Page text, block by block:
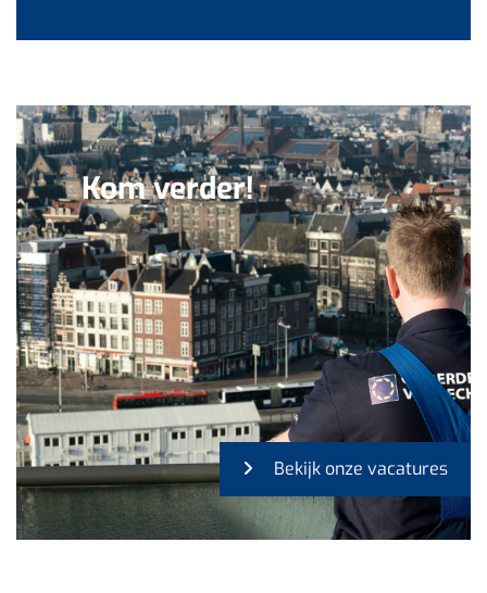
Kom verder!
Bekijk onze vacatures